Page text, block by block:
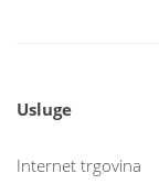
Usluge
Internet trgovina